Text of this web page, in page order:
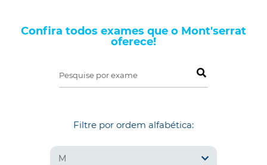
Confira todos exames que o Mont'serrat
oferece!
Pesquise por exame
Filtre por ordem alfabética:
M